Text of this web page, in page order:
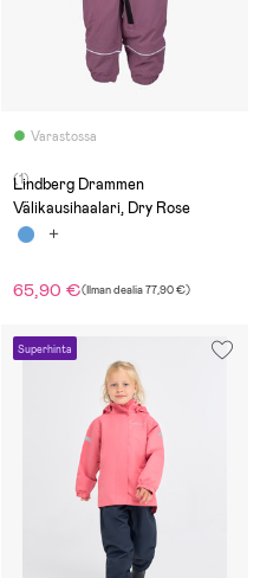
Varastossa
(1)
Lindberg Drammen
Välikausihaalari, Dry Rose
65,90 €(Ilman dealia77,90 €)
Superhinta